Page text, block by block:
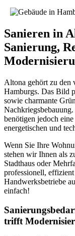
Sanieren in
Sanierung,
Altona gehört zu den
Hamburgs. Das Bild
sowie charmante
benötigen jedoch
energetischen und
Wenn Sie Ihre
stehen wir Ihnen als
Stadthaus oder
professionell,
Handwerksbetriebe
einfach!
trifft